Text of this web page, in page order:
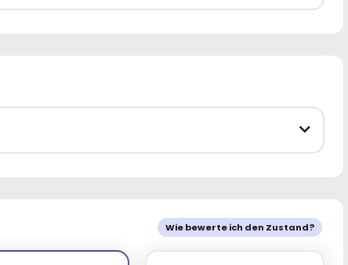
Wie bewerte ich den Zustand?